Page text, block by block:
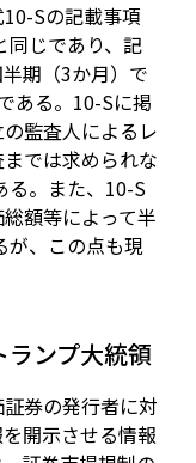
Sの記載事項
同じであり、記
期（3か月）で
ある。10-Sに掲
監査人によるレ
では求められな
る。また、10-S
額等によって半
が、この点も現
ンプ大統領
券の発行者に対
開示させる情報